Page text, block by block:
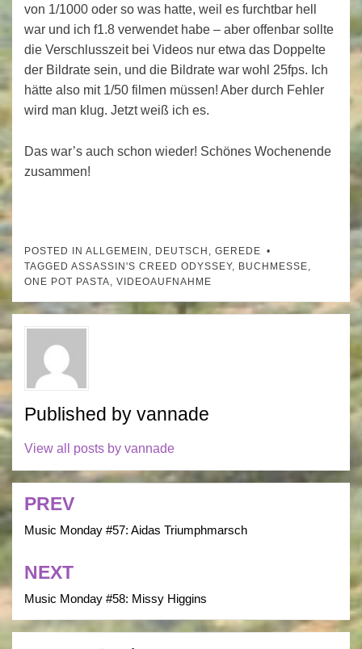
von 1/1000 oder so was hatte, weil es furchtbar hell
war und ich f1.8 verwendet habe – aber offenbar sollte
die Verschlusszeit bei Videos nur etwa das Doppelte
der Bildrate sein, und die Bildrate war wohl 25fps. Ich
hätte also mit 1/50 filmen müssen! Aber durch Fehler
wird man klug. Jetzt weiß ich es.
Das war’s auch schon wieder! Schönes Wochenende
zusammen!
POSTED IN ALLGEMEIN , DEUTSCH , GEREDE
TAGGED ASSASSIN'S CREED ODYSSEY, BUCHMESSE,
ONE POT PASTA, VIDEOAUFNAHME
Published by vannade
View all posts by vannade
Post
navigation
PREV
Music Monday #57: Aidas Triumphmarsch
NEXT
Music Monday #58: Missy Higgins